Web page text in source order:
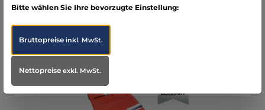
In den Warenkorb
Bitte wählen Sie Ihre bevorzugte Einstellung:
Bruttopreiseinkl. MwSt.
Nettopreiseexkl. MwSt.